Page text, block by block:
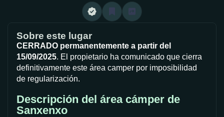
Sobre este lugar
CERRADO permanentemente a partir del
15/09/2025. El propietario ha comunicado que cierra
definitivamente este área camper por imposibilidad
de regularización.
Descripción del área cámper de
Sanxenxo